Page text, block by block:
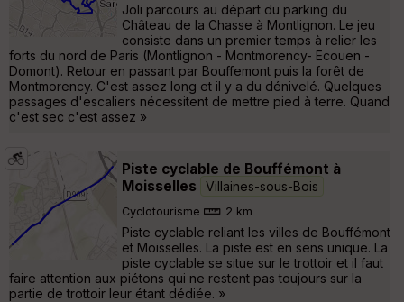
Joli parcours au départ du parking du
Château de la Chasse à Montlignon. Le jeu
consiste dans un premier temps à relier les
forts du nord de Paris (Montlignon - Montmorency- Ecouen -
Domont). Retour en passant par Bouffemont puis la forêt de
Montmorency. C'est assez long et il y a du dénivelé. Quelques
passages d'escaliers nécessitent de mettre pied à terre. Quand
c'est sec c'est assez »
Piste cyclable de Bouffémont à
Moisselles
Villaines-sous-Bois
Cyclotourisme 2 km
Piste cyclable reliant les villes de Bouffémont
et Moisselles. La piste est en sens unique. La
piste cyclable se situe sur le trottoir et il faut
faire attention aux piétons qui ne restent pas toujours sur la
partie de trottoir leur étant dédiée. »